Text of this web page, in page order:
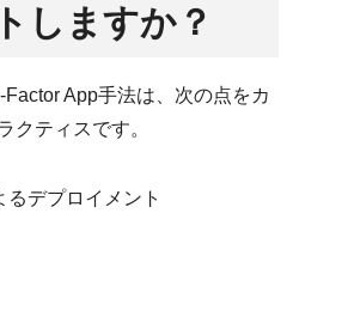
しますか？
App手法は、次の点をカ
クティスです。
デプロイメント